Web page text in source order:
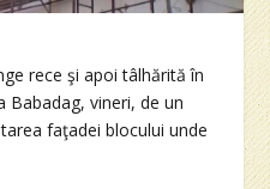
rece şi apoi tâlhărită în
Babadag, vineri, de un
faţadei blocului unde